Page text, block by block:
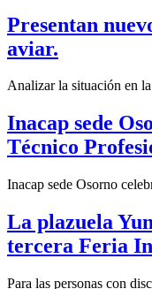
Presentan
aviar.
Analizar la situación en
Inacap sede
Técnico
Inacap sede Osorno
La plazuela
tercera Feria
Para las personas con